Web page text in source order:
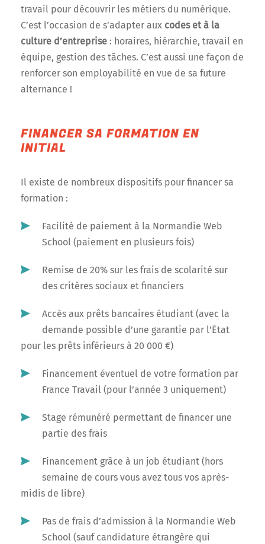
travail pour découvrir les métiers du numérique.
C’est l’occasion de s’adapter aux codes et à la
culture d’entreprise : horaires, hiérarchie, travail en
équipe, gestion des tâches. C’est aussi une façon de
renforcer son employabilité en vue de sa future
alternance !
FINANCER SA FORMATION EN
INITIAL
Il existe de nombreux dispositifs pour financer sa
formation :
Facilité de paiement à la Normandie Web
School (paiement en plusieurs fois)
Remise de 20% sur les frais de scolarité sur
des critères sociaux et financiers
Accès aux prêts bancaires étudiant (avec la
demande possible d’une garantie par l’État
pour les prêts inférieurs à 20 000 €)
Financement éventuel de votre formation par
France Travail (pour l’année 3 uniquement)
Stage rémunéré permettant de financer une
partie des frais
Financement grâce à un job étudiant (hors
semaine de cours vous avez tous vos après-
midis de libre)
Pas de frais d’admission à la Normandie Web
School (sauf candidature étrangère qui